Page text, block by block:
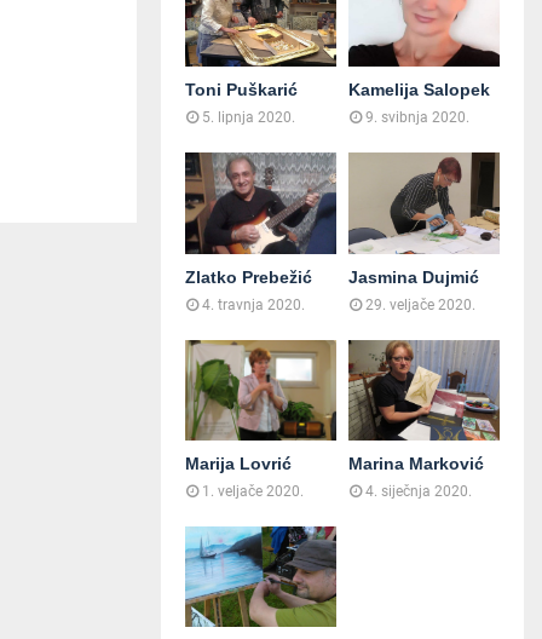
Toni Puškarić
5. lipnja 2020.
Kamelija Salopek
9. svibnja 2020.
Zlatko Prebežić
4. travnja 2020.
Jasmina Dujmić
29. veljače 2020.
Marija Lovrić
1. veljače 2020.
Marina Marković
4. siječnja 2020.